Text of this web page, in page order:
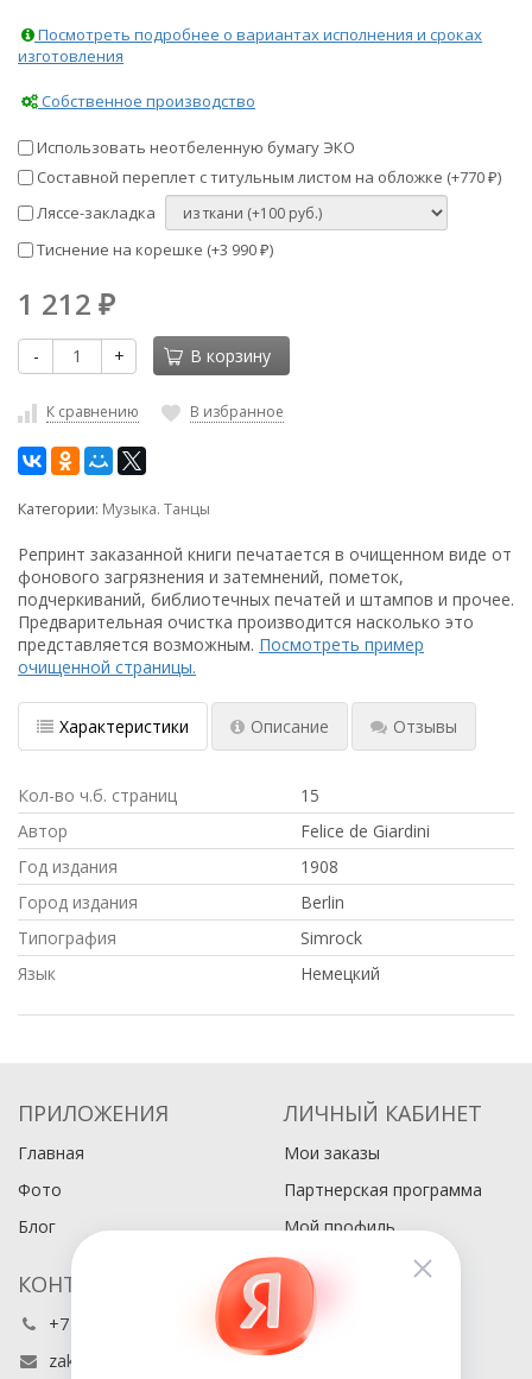
Посмотреть подробнее о вариантах исполнения и сроках
изготовления
Собственное производство
Использовать неотбеленную бумагу ЭКО
Составной переплет с титульным листом на обложке (+770 ₽)
Ляссе-закладка
Тиснение на корешке (+3 990 ₽)
1 212 ₽
- + В корзину
К сравнению В избранное
Категории: Музыка. Танцы
Репринт заказанной книги печатается в очищенном виде от
фонового загрязнения и затемнений, пометок,
подчеркиваний, библиотечных печатей и штампов и прочее.
Предварительная очистка производится насколько это
представляется возможным. Посмотреть пример
очищенной страницы.
Характеристики Описание Отзывы
Кол-во ч.б. страниц
15
Автор
Felice de Giardini
Год издания
1908
Город издания
Berlin
Типография
Simrock
Язык
Немецкий
ПРИЛОЖЕНИЯ
Главная
Фото
Блог
ЛИЧНЫЙ КАБИНЕТ
Мои заказы
Партнерская программа
Мой профиль
КОНТАКТЫ
+7 (495) 486-80-76
zakaz@buyabook.ru